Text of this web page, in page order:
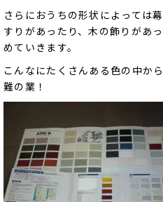
さらにおうちの形状によっては
すりがあったり、木の飾りがあ
めていきます。
こんなにたくさんある色の中か
難の業！